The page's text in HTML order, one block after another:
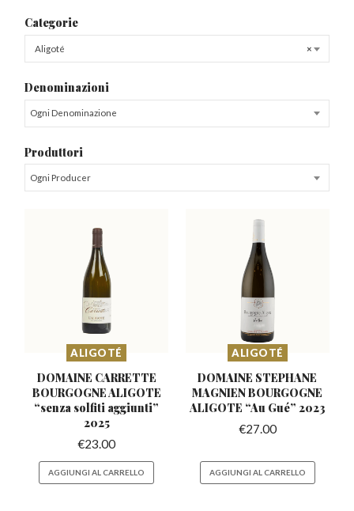
Categorie
×
Aligoté
Denominazioni
Ogni Denominazione
Produttori
Ogni Producer
ALIGOTÉ
DOMAINE CARRETTE
BOURGOGNE ALIGOTE
“senza solfiti aggiunti”
2025
€23.00
AGGIUNGI AL CARRELLO
ALIGOTÉ
DOMAINE STEPHANE
MAGNIEN BOURGOGNE
ALIGOTE “Au Gué” 2023
€27.00
AGGIUNGI AL CARRELLO